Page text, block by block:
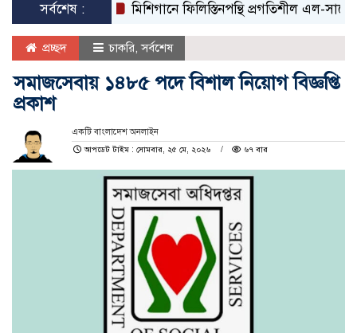
সর্বশেষ :
মিশিগানে ফিলিস্তিনপন্থি প্রগতিশীল এল-সায়েদের
প্রচ্ছদ চাকরি,সর্বশেষ
সমাজসেবায় ১৪৮৫ পদে বিশাল নিয়োগ বিজ্ঞপ্তি
প্রকাশ
একটি বাংলাদেশ অনলাইন
আপডেট টাইম : সোমবার, ২৫ মে, ২০২৬
৬৭ বার